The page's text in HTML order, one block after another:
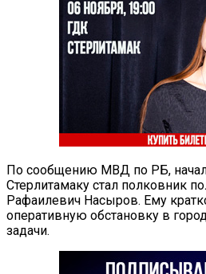
По сообщению МВД по РБ,
Стерлитамаку стал полковник
Рафаилевич Насыров. Ему
оперативную обстановку в
задачи.